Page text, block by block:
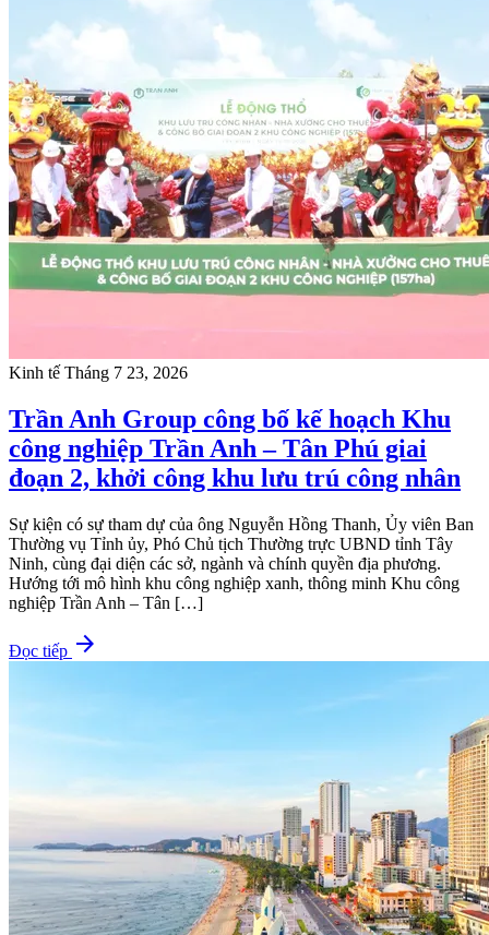
Kinh tế Tháng 7 23, 2026
Trần Anh Group công bố kế hoạch Khu
công nghiệp Trần Anh – Tân Phú giai
đoạn 2, khởi công khu lưu trú công nhân
Sự kiện có sự tham dự của ông Nguyễn Hồng Thanh, Ủy viên Ban
Thường vụ Tỉnh ủy, Phó Chủ tịch Thường trực UBND tỉnh Tây
Ninh, cùng đại diện các sở, ngành và chính quyền địa phương.
Hướng tới mô hình khu công nghiệp xanh, thông minh Khu công
nghiệp Trần Anh – Tân […]
Đọc tiếp arrow_forward